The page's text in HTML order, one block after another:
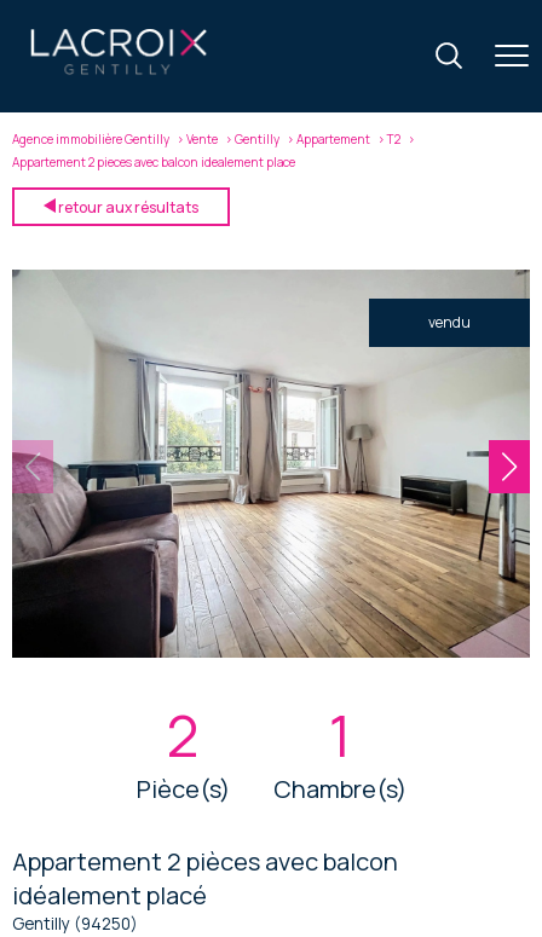
Agence immobilière Gentilly Vente Gentilly Appartement
T2
Appartement 2 pieces avec balcon idealement place
retour aux résultats
vendu
2
Pièce(s)
1
Chambre(s)
Appartement 2 pièces avec balcon
idéalement placé
Gentilly (94250)